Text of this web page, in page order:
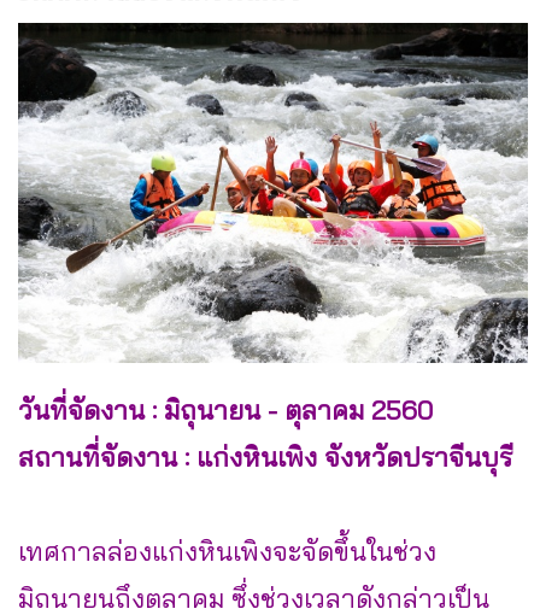
วันที่จัดงาน : มิถุนายน - ตุลาคม 2560
สถานที่จัดงาน : แก่งหินเพิง จังหวัดปราจีนบุรี
เทศกาลล่องแก่งหินเพิงจะจัดขึ้นในช่วง
มิถุนายนถึงตุลาคม ซึ่งช่วงเวลาดังกล่าวเป็น